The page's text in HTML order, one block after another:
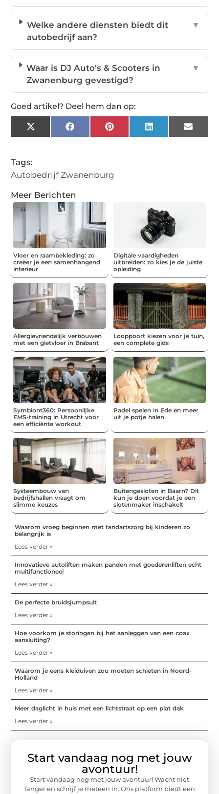
Welke andere diensten biedt dit
autobedrijf aan?
▼
Waar is DJ Auto's & Scooters in
Zwanenburg gevestigd?
▼
Goed artikel? Deel hem dan op:
X
(Twitter)
FacebookPinterestLinkedInEmail
Tags:
Autobedrijf Zwanenburg
Meer Berichten
Vloer en raambekleding: zo
creëer je een samenhangend
interieur
Digitale vaardigheden
uitbreiden: zo kies je de juiste
opleiding
Allergievriendelijk verbouwen
met een gietvloer in Brabant
Looppoort kiezen voor je tuin,
een complete gids
Symbiont360: Persoonlijke
EMS-training in Utrecht voor
een efficiënte workout
Padel spelen in Ede en meer
uit je potje halen
Systeembouw van
bedrijfshallen vraagt om
slimme keuzes
Buitengesloten in Baarn? Dit
kun je doen voordat je een
slotenmaker inschakelt
Waarom vroeg beginnen met tandartszorg bij kinderen zo
belangrijk is
Lees verder »
Innovatieve autoliften maken panden met goederenliften echt
multifunctioneel
Lees verder »
De perfecte bruidsjumpsuit
Lees verder »
Hoe voorkom je storingen bij het aanleggen van een coax
aansluiting?
Lees verder »
Waarom je eens kleiduiven zou moeten schieten in Noord-
Holland
Lees verder »
Meer daglicht in huis met een lichtstraat op een plat dak
Lees verder »
Start vandaag nog met jouw
avontuur!
Start vandaag nog met jouw avontuur! Wacht niet
langer en schrijf je meteen in. Ons platform biedt een